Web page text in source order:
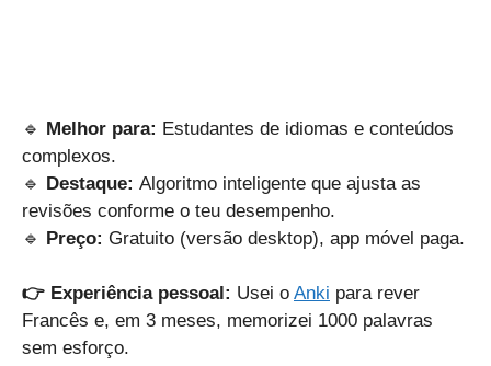
🔹 Melhor para: Estudantes de idiomas e conteúdos
complexos.
🔹 Destaque: Algoritmo inteligente que ajusta as
revisões conforme o teu desempenho.
🔹 Preço: Gratuito (versão desktop), app móvel paga.
👉 Experiência pessoal: Usei o Anki para rever
Francês e, em 3 meses, memorizei 1000 palavras
sem esforço.